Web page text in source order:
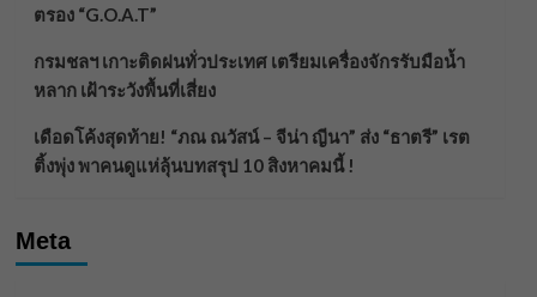
ตรอง “G.O.A.T”
กรมชลฯ เกาะติดฝนทั่วประเทศ เตรียมเครื่องจักรรับมือน้ำ
หลาก เฝ้าระวังพื้นที่เสี่ยง
เดือดโค้งสุดท้าย! “ภณ ณวัสน์ – จีน่า ญีนา” ส่ง “ธาตรี” เรต
ติ้งพุ่ง พาคนดูแห่ลุ้นบทสรุป 10 สิงหาคมนี้ !
Meta